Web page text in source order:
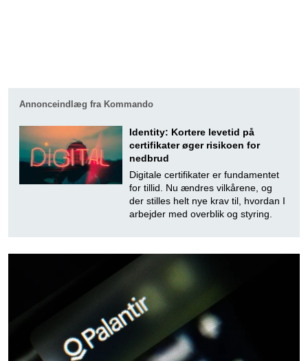
Annonceindlæg fra Kommando
Identity: Kortere levetid på
certifikater øger risikoen for
nedbrud
Digitale certifikater er fundamentet
for tillid. Nu ændres vilkårene, og
der stilles helt nye krav til, hvordan I
arbejder med overblik og styring.